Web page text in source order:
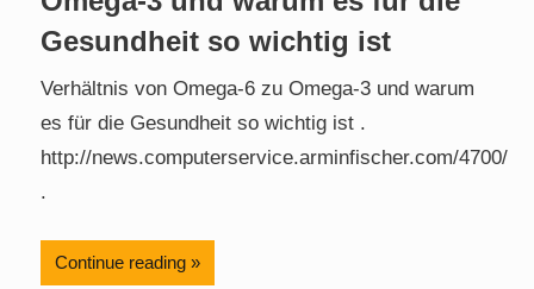
Gesundheit so wichtig ist
Verhältnis von Omega-6 zu Omega-3 und warum
es für die Gesundheit so wichtig ist .
http://news.computerservice.arminfischer.com/4700/
.
Continue reading